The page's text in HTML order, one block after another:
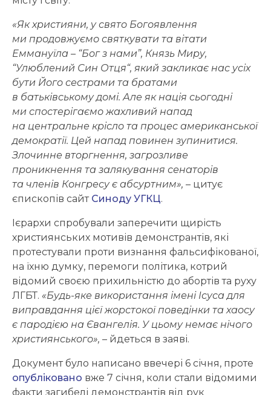
«Як християни, у свято Богоявлення
ми продовжуємо святкувати та вітати
Еммануїла – “Бог з нами”, Князь Миру,
“Улюблений Син Отця“, який закликає нас усіх
бути Його сестрами та братами
в батьківському домі. Але як нація сьогодні
ми спостерігаємо жахливий напад
на центральне крісло та процес американської
демократії. Цей напад повинен зупинитися.
Злочинне вторгнення, загрозливе
проникнення та залякування сенаторів
та членів Конгресу є абсуртним», – цитує
єпископів сайт Синоду УГКЦ.
Ієрархи спробували заперечити щирість
християнських мотивів демонстрантів, які
протестували проти визнання фальсифікованої,
на їхню думку, перемоги політика, котрий
відомий своєю прихильністю до абортів та руху
ЛГБТ. «Будь-яке використання імені Ісуса для
виправдання цієї жорстокої поведінки та хаосу
є пародією на Євангелія. У цьому немає нічого
християнського», – йдеться в заяві.
Документ було написано ввечері 6 січня, проте
опубліковано вже 7 січня, коли стали відомими
факти загибелі демонстрантів від рук